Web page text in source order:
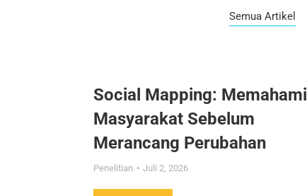
Semua Artikel
Social Mapping: Memahami
Masyarakat Sebelum
Merancang Perubahan
Penelitian Juli 2, 2026